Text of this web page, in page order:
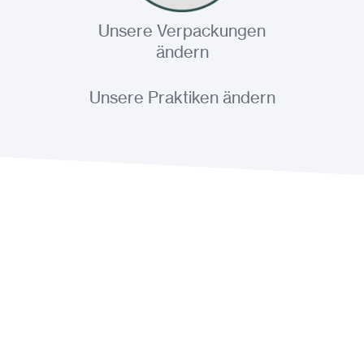
Unsere Verpackungen
ändern
Unsere Praktiken ändern